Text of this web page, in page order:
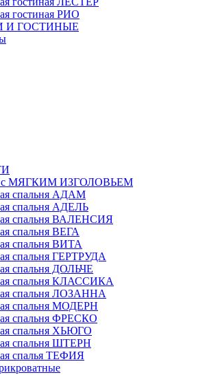
гостиная РИО
И ГОСТИНЫЕ
с МЯГКИМ ИЗГОЛОВЬЕМ
спальня АДАМ
спальня АДЕЛЬ
спальня ВАЛЕНСИЯ
спальня ВЕГА
спальня ВИТА
спальня ГЕРТРУДА
спальня ДОЛЬЧЕ
спальня КЛАССИКА
спальня ЛОЗАННА
спальня МОДЕРН
спальня ФРЕСКО
спальня ХЬЮГО
спальня ШТЕРН
спалья ТЕФИЯ